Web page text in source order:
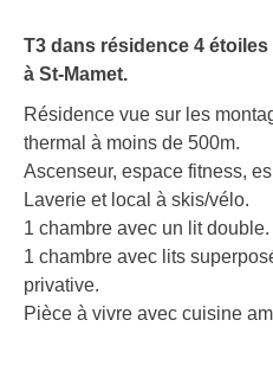
T3 dans résidence 4
à St-Mamet.
Résidence vue sur les
thermal à moins de 500m.
Ascenseur, espace fitness,
Laverie et local à skis/vélo.
1 chambre avec un lit double.
1 chambre avec lits
privative.
Pièce à vivre avec cuisine